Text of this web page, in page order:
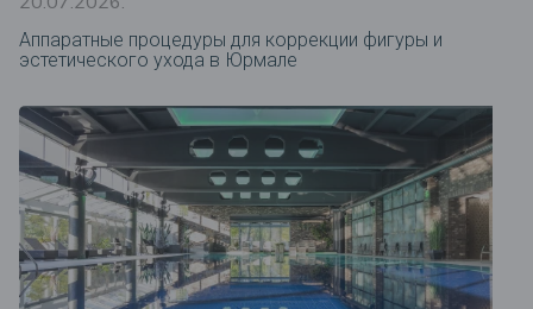
Аппаратные процедуры для коррекции фигуры и
эстетического ухода в Юрмале